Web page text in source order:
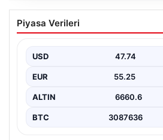
Kelebek.Org İle Sanal
Adresi Ve Sohbet
iletişim kurması ciddi bir değer
pek…
Piyasa Verileri
USD 47.74
EUR 55.25
ALTIN 6660.6
BTC 3087636